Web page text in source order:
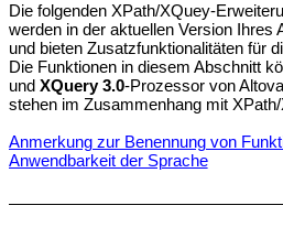
Die folgenden XPath/XQuey-
werden in der aktuellen Version Ihres
und bieten Zusatzfunktionalitäten für
Die Funktionen in diesem Abschnitt
und XQuery 3.0-Prozessor von
stehen im Zusammenhang mit
Anmerkung zur Benennung von
Anwendbarkeit der Sprache